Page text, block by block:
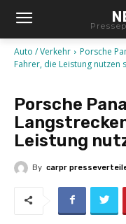
Auto / Verkehr
Porsche
Fahrer, die Leistung nutzen
Porsche
Leistung
By carpr